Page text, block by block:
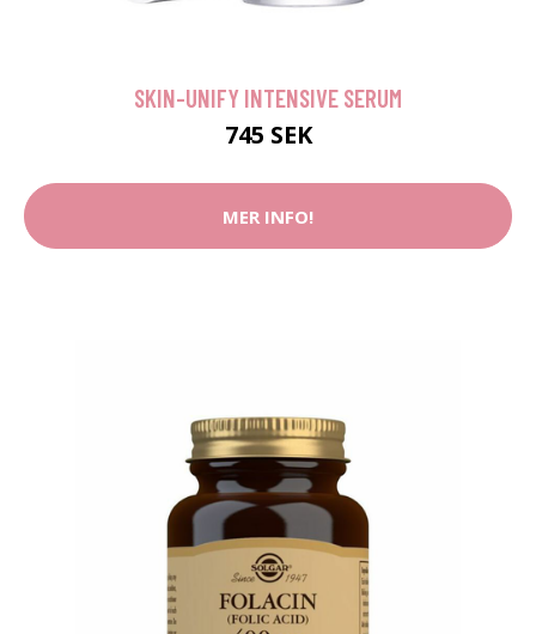
SKIN-UNIFY INTENSIVE SERUM
745 SEK
MER INFO!